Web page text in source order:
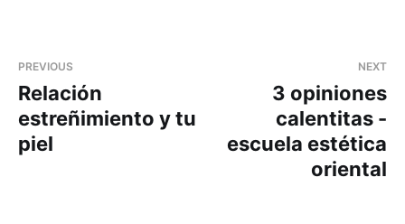
PREVIOUS
Relación
estreñimiento y tu
piel
NEXT
3 opiniones
calentitas -
escuela estética
oriental